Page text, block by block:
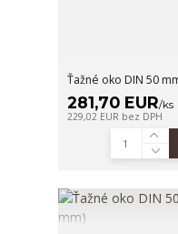
Ťažné oko DIN 50
281,70 EUR/ks
229,02 EUR bez DPH